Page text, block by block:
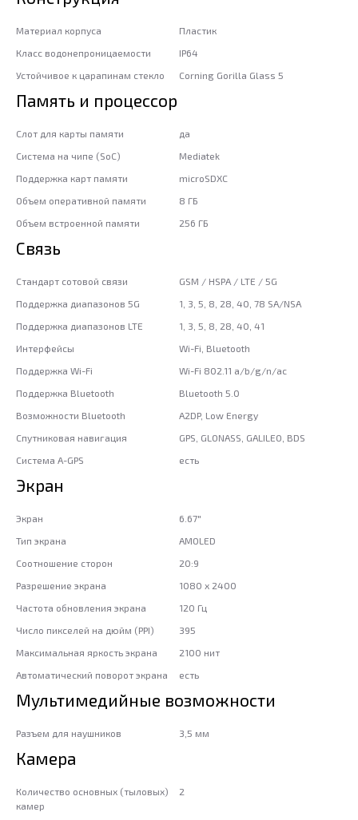
Материал корпуса
Пластик
Класс водонепроницаемости
IP64
Устойчивое к царапинам стекло
Corning Gorilla Glass 5
Память и процессор
Слот для карты памяти
да
Система на чипе (SoC)
Mediatek
Поддержка карт памяти
microSDXC
Объем оперативной памяти
8 ГБ
Объем встроенной памяти
256 ГБ
Связь
Стандарт сотовой связи
GSM / HSPA / LTE / 5G
Поддержка диапазонов 5G
1, 3, 5, 8, 28, 40, 78 SA/NSA
Поддержка диапазонов LTE
1, 3, 5, 8, 28, 40, 41
Интерфейсы
Wi-Fi, Bluetooth
Поддержка Wi-Fi
Wi-Fi 802.11 a/b/g/n/ac
Поддержка Bluetooth
Bluetooth 5.0
Возможности Bluetooth
A2DP, Low Energy
Спутниковая навигация
GPS, GLONASS, GALILEO, BDS
Система A-GPS
есть
Экран
Экран
6.67"
Тип экрана
AMOLED
Соотношение сторон
20:9
Разрешение экрана
1080 x 2400
Частота обновления экрана
120 Гц
Число пикселей на дюйм (PPI)
395
Максимальная яркость экрана
2100 нит
Автоматический поворот экрана
есть
Мультимедийные возможности
Разъем для наушников 3,5 мм
Камера
Количество основных (тыловых)
камер
2